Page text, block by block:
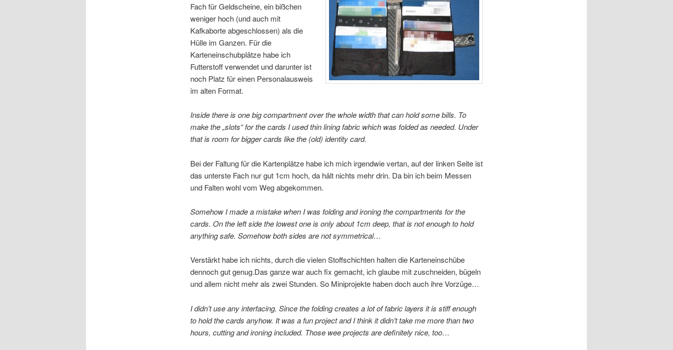
Fach für Geldscheine, ein bißchen
weniger hoch (und auch mit
Kafkaborte abgeschlossen) als die
Hülle im Ganzen. Für die
Karteneinschubplätze habe ich
Futterstoff verwendet und darunter ist
noch Platz für einen Personalausweis
im alten Format.
Inside there is one big compartment over the whole width that can hold some bills. To
make the „slots“ for the cards I used thin lining fabric which was folded as needed. Under
that is room for bigger cards like the (old) identity card.
Bei der Faltung für die Kartenplätze habe ich mich irgendwie vertan, auf der linken Seite ist
das unterste Fach nur gut 1cm hoch, da hält nichts mehr drin. Da bin ich beim Messen
und Falten wohl vom Weg abgekommen.
Somehow I made a mistake when I was folding and ironing the compartments for the
cards. On the left side the lowest one is only about 1cm deep, that is not enough to hold
anything safe. Somehow both sides are not symmetrical…
Verstärkt habe ich nichts, durch die vielen Stoffschichten halten die Karteneinschübe
dennoch gut genug.Das ganze war auch fix gemacht, ich glaube mit zuschneiden, bügeln
und allem nicht mehr als zwei Stunden. So Miniprojekte haben doch auch ihre Vorzüge…
I didn’t use any interfacing. Since the folding creates a lot of fabric layers it is stiff enough
to hold the cards anyhow. It was a fun project and I think it didn’t take me more than two
hours, cutting and ironing included. Those wee projects are definitely nice, too…